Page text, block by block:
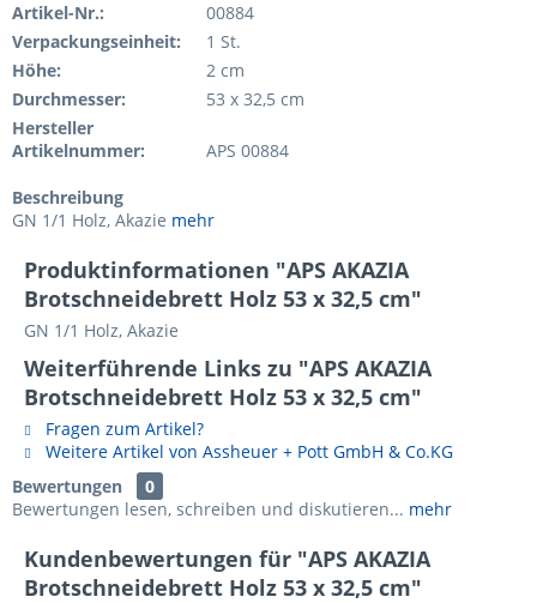
Artikel-Nr.:
00884
Verpackungseinheit:
1 St.
Höhe:
2 cm
Durchmesser:
53 x 32,5 cm
Hersteller
Artikelnummer:
APS 00884
Beschreibung
GN 1/1 Holz, Akazie mehr
Produktinformationen "APS AKAZIA
Brotschneidebrett Holz 53 x 32,5 cm"
GN 1/1 Holz, Akazie
Weiterführende Links zu "APS AKAZIA
Brotschneidebrett Holz 53 x 32,5 cm"
Fragen zum Artikel?
Weitere Artikel von Assheuer + Pott GmbH & Co.KG
Bewertungen
0
Bewertungen lesen, schreiben und diskutieren... mehr
Kundenbewertungen für "APS AKAZIA
Brotschneidebrett Holz 53 x 32,5 cm"